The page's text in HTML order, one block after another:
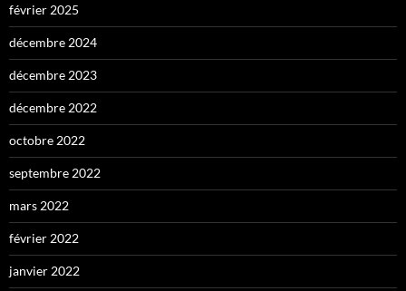
février 2025
décembre 2024
décembre 2023
décembre 2022
octobre 2022
septembre 2022
mars 2022
février 2022
janvier 2022